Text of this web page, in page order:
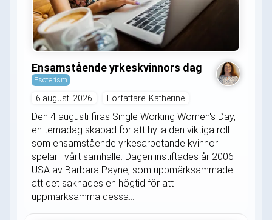
Ensamstående yrkeskvinnors dag
Esoterism
6 augusti 2026 Författare: Katherine
Den 4 augusti firas Single Working Women's Day,
en temadag skapad för att hylla den viktiga roll
som ensamstående yrkesarbetande kvinnor
spelar i vårt samhälle. Dagen instiftades år 2006 i
USA av Barbara Payne, som uppmärksammade
att det saknades en högtid för att
uppmärksamma dessa...